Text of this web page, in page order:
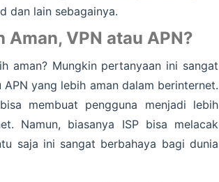
dan lain sebagainya.
VPN atau APN?
aman? Mungkin pertanyaan ini sangat
yang lebih aman dalam berinternet.
membuat pengguna menjadi lebih
Namun, biasanya ISP bisa melacak
saja ini sangat berbahaya bagi dunia